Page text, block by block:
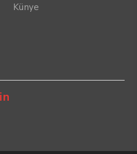
Künye